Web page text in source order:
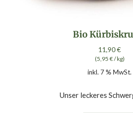
Bio
11,90€
(5,95 €/kg)
inkl. 7 % MwSt.
Unser leckeres